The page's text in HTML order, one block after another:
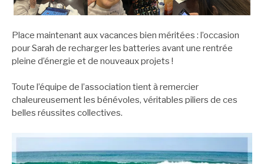
Place maintenant aux vacances bien méritées : l’occasion
pour Sarah de recharger les batteries avant une rentrée
pleine d’énergie et de nouveaux projets !
Toute l’équipe de l’association tient à remercier
chaleureusement les bénévoles, véritables piliers de ces
belles réussites collectives.